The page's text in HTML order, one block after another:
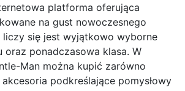
platforma oferująca
na gust nowoczesnego
liczy się jest wyjątkowo wyborne
oraz ponadczasowa klasa. W
Man można kupić zarówno
podkreślające pomysłowy